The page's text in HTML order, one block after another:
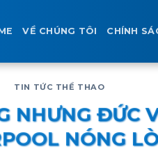
VỀ CHÚNG TÔI CHÍNH
TIN TỨC THỂ THAO
NHƯNG ĐỨC
NÓNG